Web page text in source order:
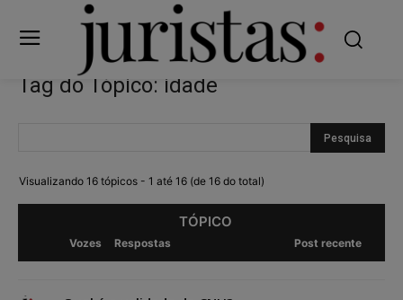
Tag do Tópico: idade
Visualizando 16 tópicos - 1 até 16 (de 16 do total)
TÓPICO
Vozes Respostas Post recente